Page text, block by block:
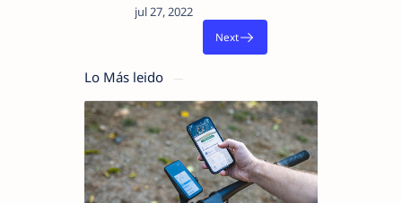
Lo Más leido